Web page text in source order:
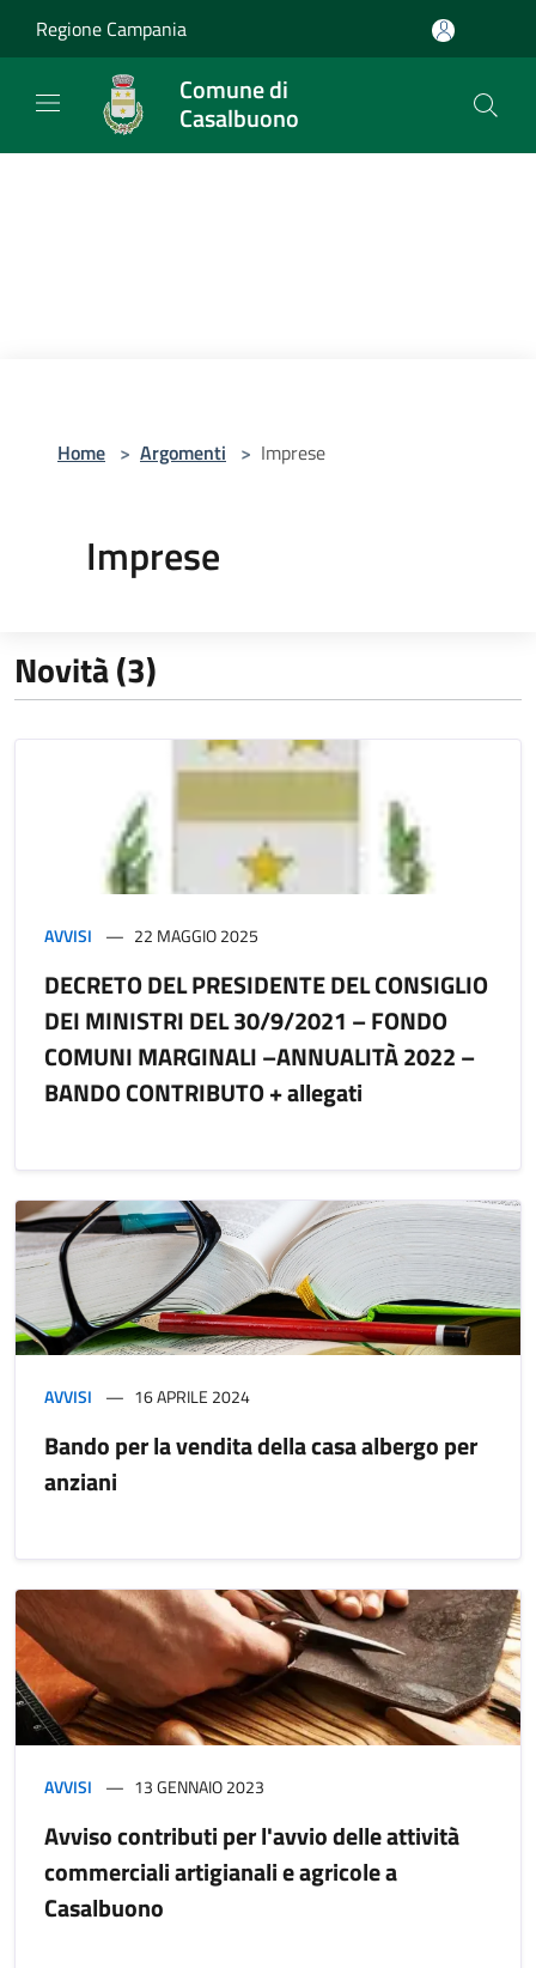
Regione Campania
Comune di
Casalbuono
Home > Argomenti > Imprese
Imprese
Novità (3)
AVVISI 22 MAGGIO 2025
DECRETO DEL PRESIDENTE DEL CONSIGLIO
DEI MINISTRI DEL 30/9/2021 – FONDO
COMUNI MARGINALI –ANNUALITÀ 2022 –
BANDO CONTRIBUTO + allegati
AVVISI 16 APRILE 2024
Bando per la vendita della casa albergo per
anziani
AVVISI 13 GENNAIO 2023
Avviso contributi per l'avvio delle attività
commerciali artigianali e agricole a
Casalbuono